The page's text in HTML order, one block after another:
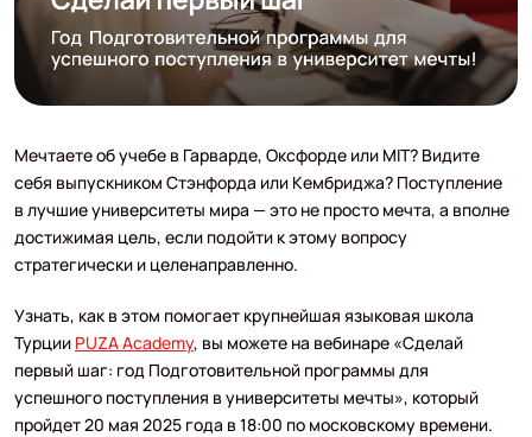
Мечтаете об учебе в Гарварде, Оксфорде или MIT? Видите
себя выпускником Стэнфорда или Кембриджа? Поступление
в лучшие университеты мира — это не просто мечта, а вполне
достижимая цель, если подойти к этому вопросу
стратегически и целенаправленно.
Узнать, как в этом помогает крупнейшая языковая школа
Турции PUZA Academy, вы можете на вебинаре «Сделай
первый шаг: год Подготовительной программы для
успешного поступления в университеты мечты», который
пройдет 20 мая 2025 года в 18:00 по московскому времени.